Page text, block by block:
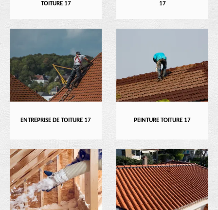
TOITURE 17
17
ENTREPRISE DE TOITURE 17 PEINTURE TOITURE 17